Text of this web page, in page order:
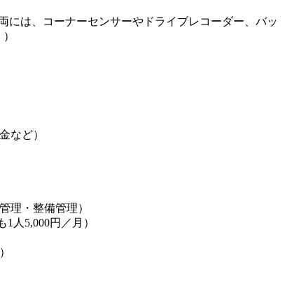
は、コーナーセンサーやドライブレコーダー、バッ
など）
理・整備管理）
人5,000円／月）